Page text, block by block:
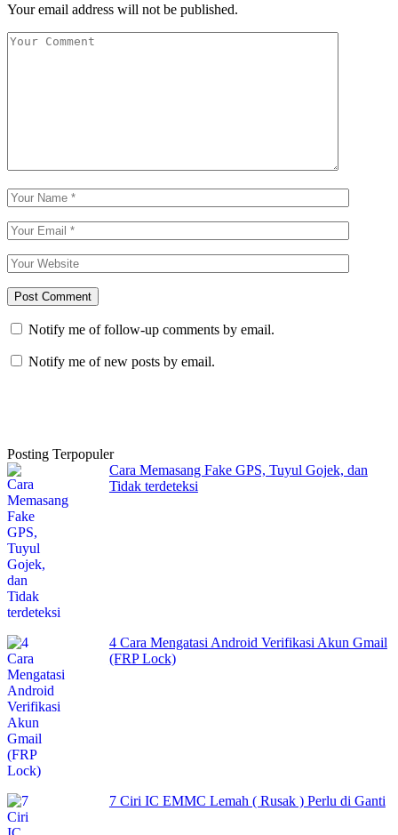
Your email address will not be published.
Notify me of follow-up comments by email.
Notify me of new posts by email.
Posting Terpopuler
Cara Memasang Fake GPS, Tuyul Gojek, dan
Tidak terdeteksi
4 Cara Mengatasi Android Verifikasi Akun Gmail
(FRP Lock)
7 Ciri IC EMMC Lemah ( Rusak ) Perlu di Ganti